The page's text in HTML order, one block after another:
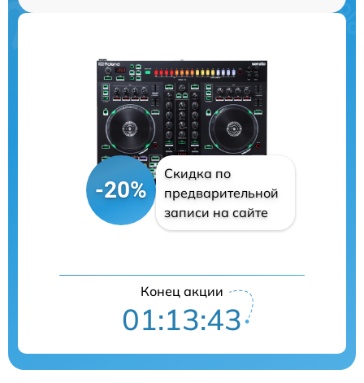
-20%
Скидка по
предварительной
записи на сайте
Конец акции
01:13:42